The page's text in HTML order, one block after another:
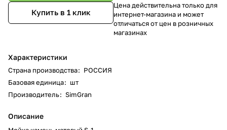
Купить в 1 клик
Характеристики
Страна производства: РОССИЯ
Базовая единица: шт
Производитель: SimGran
Описание
Цена действительна только для
интернет-магазина и может
отличаться от цен в розничных
магазинах